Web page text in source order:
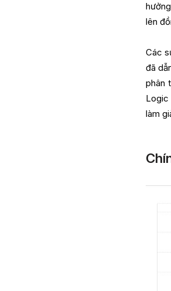
lên
Các
đã
phân
Logic
làm